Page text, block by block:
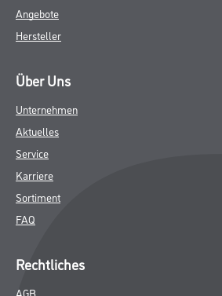
Angebote
Hersteller
Über Uns
Unternehmen
Aktuelles
Service
Karriere
Sortiment
FAQ
Rechtliches
AGB